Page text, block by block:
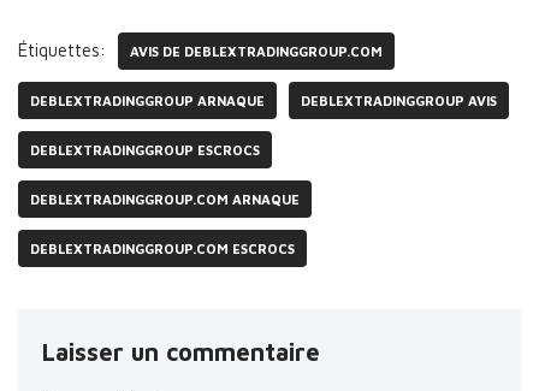
Étiquettes: AVIS DE DEBLEXTRADINGGROUP.COM
DEBLEXTRADINGGROUP ARNAQUE DEBLEXTRADINGGROUP AVIS
DEBLEXTRADINGGROUP ESCROCS
DEBLEXTRADINGGROUP.COM ARNAQUE
DEBLEXTRADINGGROUP.COM ESCROCS
Laisser un commentaire